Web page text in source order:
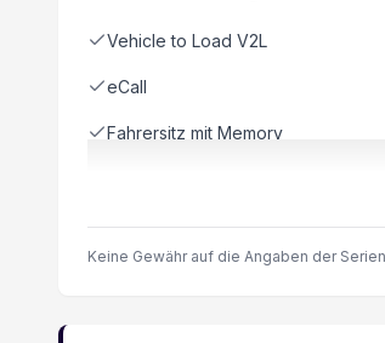
Vehicle to Load V2L
eCall
Fahrersitz mit Memory
Fernprogrammierung der
Keine Gewähr auf die Angaben der